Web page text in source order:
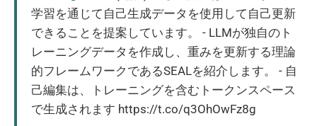
学習を通じて自己生成データを使用して自己更新
できることを提案しています。 - LLMが独自のト
レーニングデータを作成し、重みを更新する理論
的フレームワークであるSEALを紹介します。 - 自
己編集は、トレーニングを含むトークンスペース
で生成されます https://t.co/q3OhOwFz8g